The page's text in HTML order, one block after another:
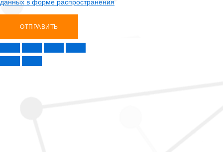
данных в форме распространения
ОТПРАВИТЬ